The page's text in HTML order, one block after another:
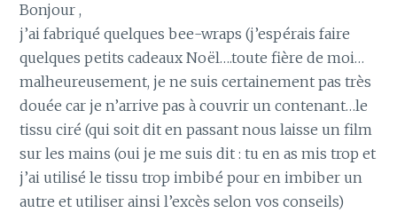
Bonjour ,
j’ai fabriqué quelques bee-wraps (j’espérais faire
quelques petits cadeaux Noël….toute fière de moi…
malheureusement, je ne suis certainement pas très
douée car je n’arrive pas à couvrir un contenant…le
tissu ciré (qui soit dit en passant nous laisse un film
sur les mains (oui je me suis dit : tu en as mis trop et
j’ai utilisé le tissu trop imbibé pour en imbiber un
autre et utiliser ainsi l’excès selon vos conseils)